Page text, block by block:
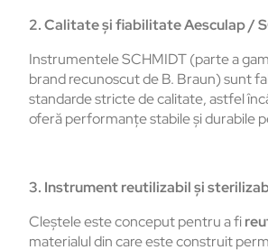
2. Calitate și fiabilitate Aesculap /
Instrumentele SCHMIDT (parte a
brand recunoscut de B. Braun) sunt
standarde stricte de calitate, astfel
oferă performanțe stabile și durabile
3. Instrument reutilizabil și
Cleștele este conceput pentru a fi
materialul din care este construit